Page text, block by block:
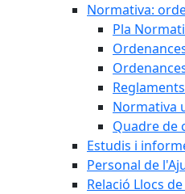
Normativa:
Pla
Normativa
Quadre de
Estudis i
Personal de
Relació Llocs